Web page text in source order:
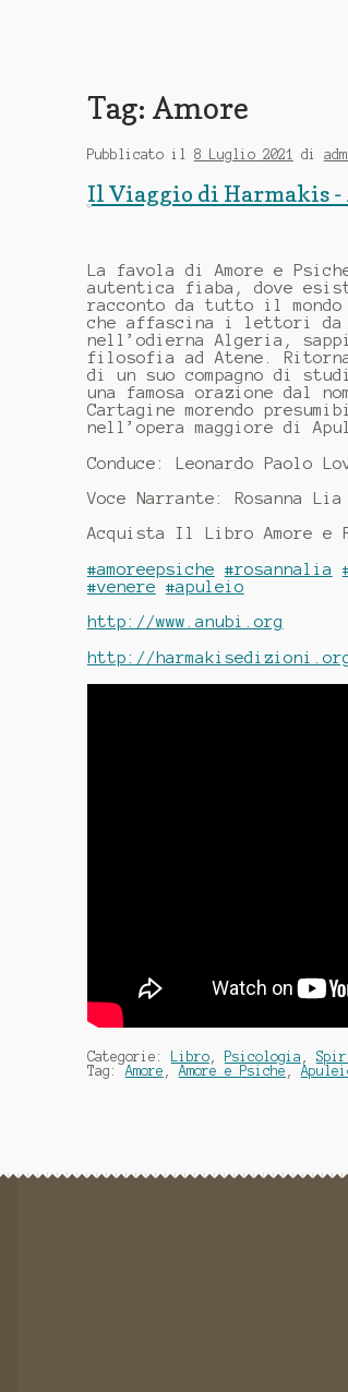
Tag: Amore
Pubblicato il 8 Luglio 2021 di
Il Viaggio di Harmakis -
La favola di Amore e
autentica fiaba, dove
racconto da tutto il
che affascina i lettori da
nell’odierna Algeria,
filosofia ad Atene.
di un suo compagno di
una famosa orazione dal
Cartagine morendo
nell’opera maggiore di
Conduce: Leonardo Paolo
Voce Narrante: Rosanna Lia
Acquista Il Libro Amore e
#amoreepsiche #rosannalia
#venere
#apuleio
http://www.anubi.org
http://
Categorie: Libro, Psicologia
Tag: Amore Amore e Psiche